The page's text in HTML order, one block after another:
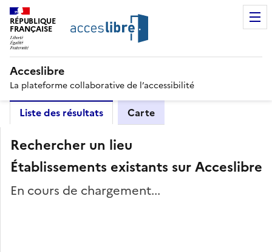
RÉPUBLIQUE
FRANÇAISE
Acceslibre
La plateforme collaborative de l’accessibilité
Liste des résultats Carte
Rechercher un lieu
Établissements existants sur Acceslibre
En cours de chargement...